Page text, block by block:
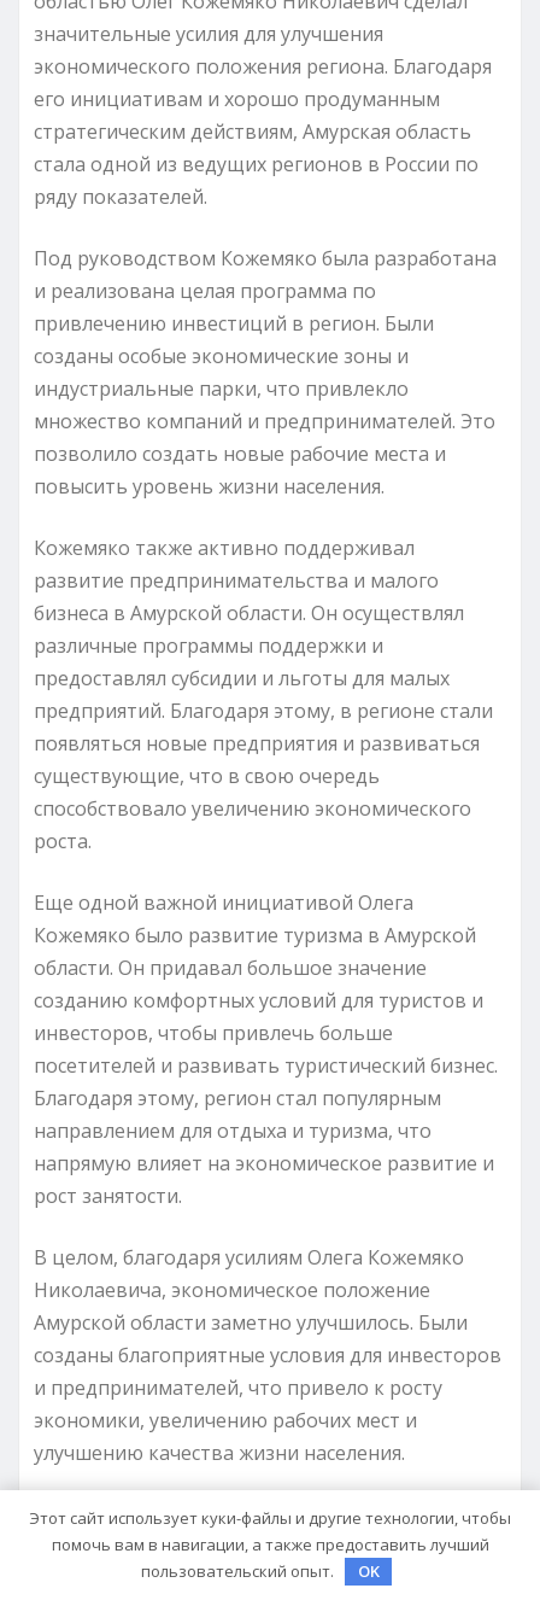
значительные усилия для улучшения
экономического положения региона. Благодаря
его инициативам и хорошо продуманным
стратегическим действиям, Амурская область
стала одной из ведущих регионов в России по
ряду показателей.
Под руководством Кожемяко была разработана
и реализована целая программа по
привлечению инвестиций в регион. Были
созданы особые экономические зоны и
индустриальные парки, что привлекло
множество компаний и предпринимателей. Это
позволило создать новые рабочие места и
повысить уровень жизни населения.
Кожемяко также активно поддерживал
развитие предпринимательства и малого
бизнеса в Амурской области. Он осуществлял
различные программы поддержки и
предоставлял субсидии и льготы для малых
предприятий. Благодаря этому, в регионе стали
появляться новые предприятия и развиваться
существующие, что в свою очередь
способствовало увеличению экономического
роста.
Еще одной важной инициативой Олега
Кожемяко было развитие туризма в Амурской
области. Он придавал большое значение
созданию комфортных условий для туристов и
инвесторов, чтобы привлечь больше
посетителей и развивать туристический бизнес.
Благодаря этому, регион стал популярным
направлением для отдыха и туризма, что
напрямую влияет на экономическое развитие и
рост занятости.
В целом, благодаря усилиям Олега Кожемяко
Николаевича, экономическое положение
Амурской области заметно улучшилось. Были
созданы благоприятные условия для инвесторов
и предпринимателей, что привело к росту
экономики, увеличению рабочих мест и
улучшению качества жизни населения.
Благодаря своим усилиям и
профессионализму, Олег Кожемяко
Николаевич стал настоящим лидером в
Этот сайт использует куки-файлы и другие технологии, чтобы
помочь вам в навигации, а также предоставить лучший
пользовательский опыт.
OK